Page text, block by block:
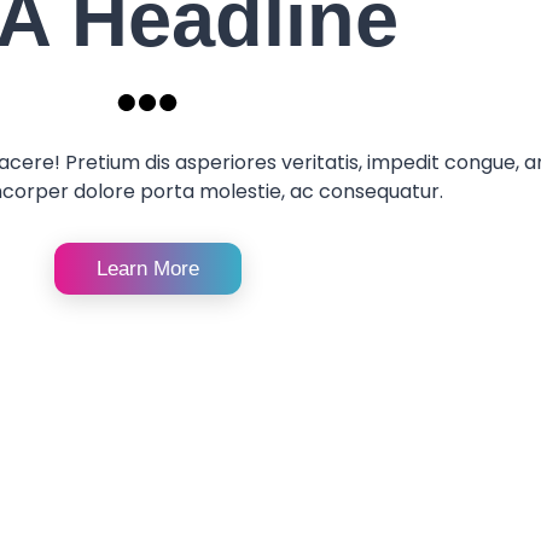
Headline
Pretium dis asperiores veritatis, impedit congue,
dolore porta molestie, ac consequatur.
Learn More